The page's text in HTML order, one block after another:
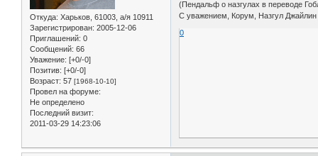
Откуда: Харьков, 61003, а/я 10911
Зарегистрирован: 2005-12-06
Приглашений: 0
Сообщений: 66
Уважение: [+0/-0]
Позитив: [+0/-0]
Возраст: 57 [1968-10-10]
Провел на форуме:
Не определено
Последний визит:
2011-03-29 14:23:06
(Пендальф о назгулах в переводе
С уважением, Корум, Назгул Джайлин
0